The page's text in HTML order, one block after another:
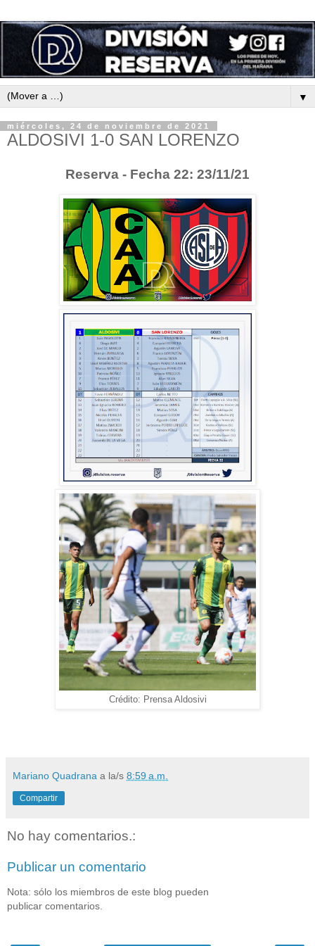
▼
miércoles, 24 de noviembre de 2021
ALDOSIVI 1-0 SAN LORENZO
Reserva - Fecha 22: 23/11/21
Crédito: Prensa Aldosivi
Mariano Quadrana a la/s 8:59 a.m.
Compartir
No hay comentarios.:
Publicar un comentario
Nota: sólo los miembros de este blog pueden
publicar comentarios.